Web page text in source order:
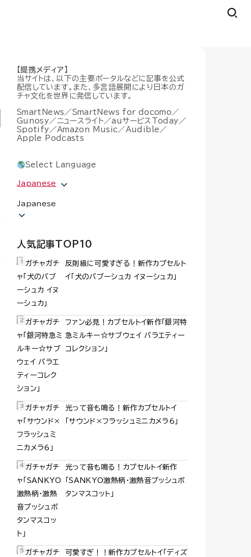
【提携メディア】
当サイトは、以下の主要ポータルなどに記事を公式
配信しています。また、多言語展開により日本のガ
チャ文化を世界に発信しています。
SmartNews／SmartNews for docomo／
Gunosy／ニュースライト／auサービスToday／
Spotify／Amazon Music／Audible／
Apple Podcasts
Select Language
Japanese
Japanese
人気記事TOP10
反則級に可愛すぎる！新作カプセルト
イ「犬のバブーシュカ イヌーシュカ」
ファン必見！カプセルトイ新作「銀河特
急ミルキー☆サブウェイ バラエティー
コレクション」
光って音も鳴る！新作カプセルトイ
「サウンド×フラッシュミニカメラ6」
光って音も鳴る！カプセルトイ新作
「SANKYO激熱柄・激熱音プッシュボ
タンマスコット」
可愛すぎ！！新作カプセルトイ「ディズ